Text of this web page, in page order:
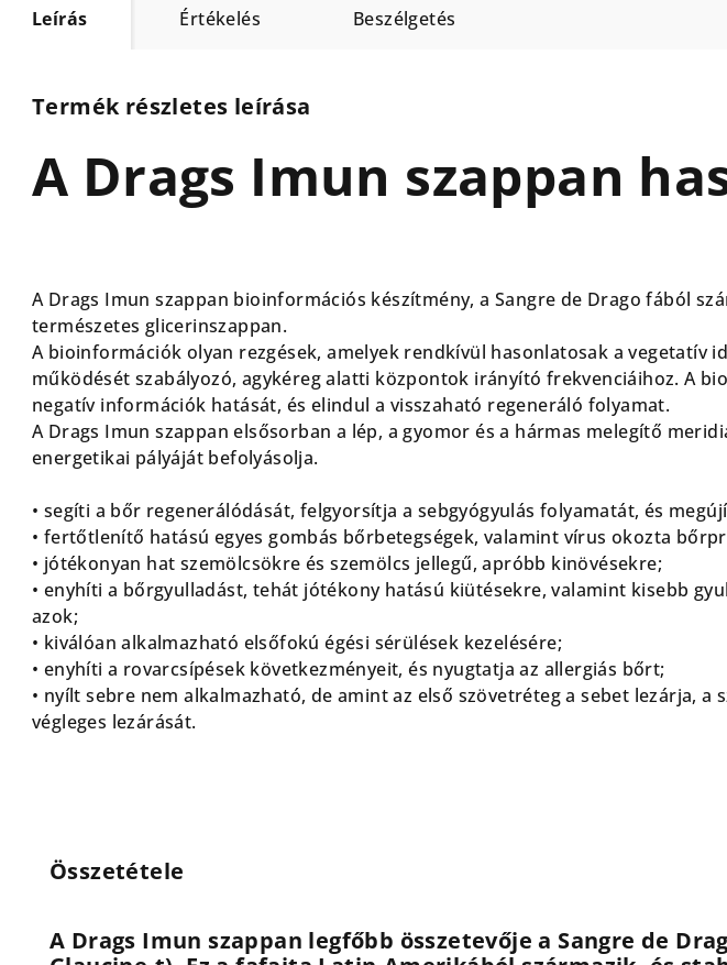
Leírás Értékelés Beszélgetés
Termék részletes leírása
A Drags Imun szappan
A Drags Imun szappan bioinformációs készítmény, a Sangre de Drago fából
természetes glicerinszappan.
A bioinformációk olyan rezgések, amelyek rendkívül hasonlatosak a vegetatív
működését szabályozó, agykéreg alatti központok irányító frekvenciáihoz. A
negatív információk hatását, és elindul a visszaható regeneráló folyamat.
A Drags Imun szappan elsősorban a lép, a gyomor és a hármas melegítő
energetikai pályáját befolyásolja.
• segíti a bőr regenerálódását, felgyorsítja a sebgyógyulás folyamatát, és
• fertőtlenítő hatású egyes gombás bőrbetegségek, valamint vírus okozta
• jótékonyan hat szemölcsökre és szemölcs jellegű, apróbb kinövésekre;
• enyhíti a bőrgyulladást, tehát jótékony hatású kiütésekre, valamint kisebb
azok;
• kiválóan alkalmazható elsőfokú égési sérülések kezelésére;
• enyhíti a rovarcsípések következményeit, és nyugtatja az allergiás bőrt;
• nyílt sebre nem alkalmazható, de amint az első szövetréteg a sebet lezárja, a
végleges lezárását.
Összetétele
A Drags Imun szappan legfőbb összetevője a Sangre de